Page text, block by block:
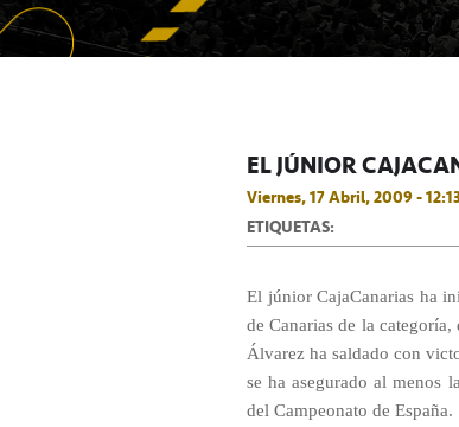
EL JÚNIOR
Viernes, 17 Abril, 2009 -
ETIQUETAS:
El júnior CajaCanarias ha
de Canarias de la
Álvarez ha saldado con
se ha asegurado al menos
del Campeonato de España.